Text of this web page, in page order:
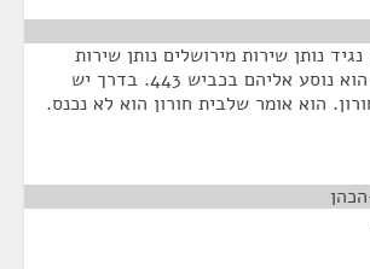
נותן שירות מירושלים נותן שירות
לאנשים במודיעין. הוא נוסע אליהם בכביש 443. בדרך יש
הוא אומר שלבית חורון הוא לא נכנס.